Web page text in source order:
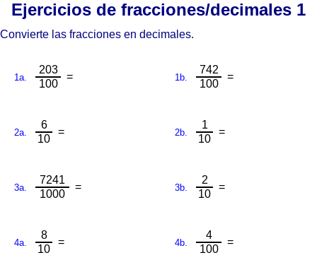
Ejercicios de fracciones/decimales 1
Convierte las fracciones en decimales.
1a.
203
100
= 1b.
742
100
=
2a.
6
10
= 2b.
1
10
=
3a.
7241
1000
= 3b.
2
10
=
4a.
8
10
= 4b.
4
100
=